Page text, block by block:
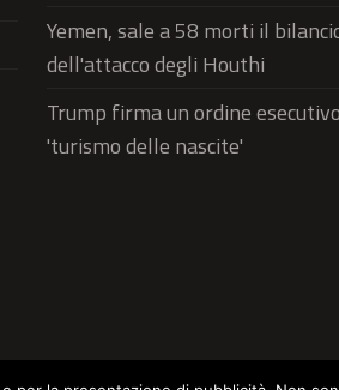
Yemen, sale a 58 morti il
dell'attacco degli Houthi
Trump firma un ordine
'turismo delle nascite'